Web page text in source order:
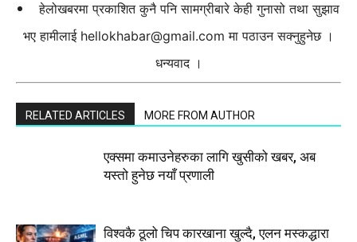
हेलोखबरमा प्रकाशित कुनै पनि सामग्रीबारे केही गुनासो तथा सुझाव
भए हामीलाई hellokhabar@gmail.com मा पठाउन सक्नुहुनेछ ।
धन्यवाद ।
RELATED ARTICLES MORE FROM AUTHOR
एक्समा कमाउनेहरुका लागि खुसीको खबर, अब
यस्तो हुनेछ नयाँ प्रणाली
विश्वकै ठूलो चिप कारखाना खुल्दै, एलन मस्कद्धारा